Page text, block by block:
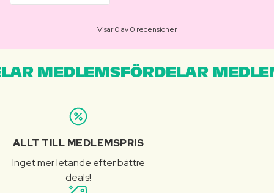
Visar 0 av 0 recensioner
MEDLEMSFÖRDELAR
ALLT TILL MEDLEMSPRIS
Inget mer letande efter bättre
deals!